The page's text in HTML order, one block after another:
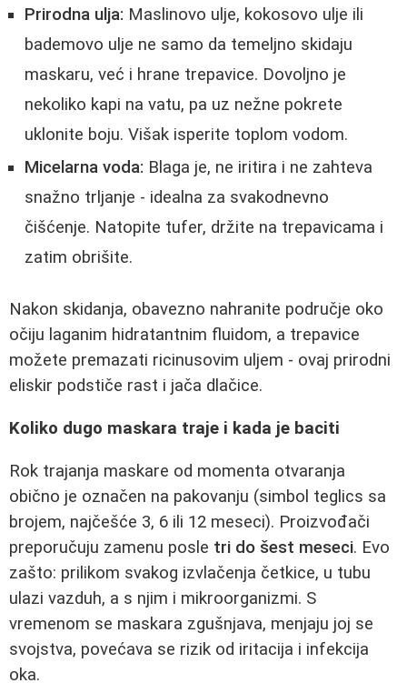
Prirodna ulja: Maslinovo ulje, kokosovo ulje ili
bademovo ulje ne samo da temeljno skidaju
maskaru, već i hrane trepavice. Dovoljno je
nekoliko kapi na vatu, pa uz nežne pokrete
uklonite boju. Višak isperite toplom vodom.
Micelarna voda: Blaga je, ne iritira i ne zahteva
snažno trljanje - idealna za svakodnevno
čišćenje. Natopite tufer, držite na trepavicama i
zatim obrišite.
Nakon skidanja, obavezno nahranite područje oko
očiju laganim hidratantnim fluidom, a trepavice
možete premazati ricinusovim uljem - ovaj prirodni
eliskir podstiče rast i jača dlačice.
Koliko dugo maskara traje i kada je baciti
Rok trajanja maskare od momenta otvaranja
obično je označen na pakovanju (simbol teglics sa
brojem, najčešće 3, 6 ili 12 meseci). Proizvođači
preporučuju zamenu posle tri do šest meseci. Evo
zašto: prilikom svakog izvlačenja četkice, u tubu
ulazi vazduh, a s njim i mikroorganizmi. S
vremenom se maskara zgušnjava, menjaju joj se
svojstva, povećava se rizik od iritacija i infekcija
oka.